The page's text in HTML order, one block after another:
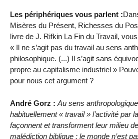
Les périphériques vous parlent :
Misères du Présent, Richesses du
livre de J. Rifkin La Fin du Travail,
« Il ne s’agit pas du travail au sens
philosophique. (...) Il s’agit sans
propre au capitalisme industriel »
pour nous cet argument ?
André Gorz : Au sens
habituellement « travail » l’activité par
façonnent et transforment leur milieu
malédiction biblique : le monde n’est